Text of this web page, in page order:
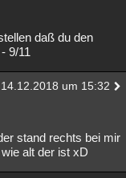
daß du den
9/11
14.12.2018 um 15:32
stand rechts bei mir
alt der ist xD